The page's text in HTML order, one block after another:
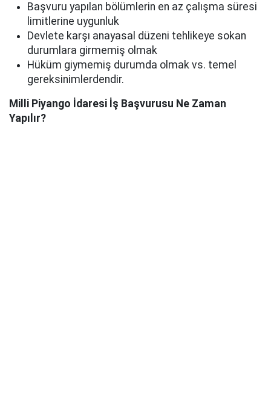
Başvuru yapılan bölümlerin en az çalışma süresi
limitlerine uygunluk
Devlete karşı anayasal düzeni tehlikeye sokan
durumlara girmemiş olmak
Hüküm giymemiş durumda olmak vs. temel
gereksinimlerdendir.
Milli Piyango İdaresi İş Başvurusu Ne Zaman
Yapılır?